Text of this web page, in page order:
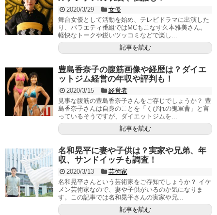
2020/3/29
女優
舞台女優として活動を始め、テレビドラマに出演した
り、バラエティ番組ではMCもこなす久本雅美さん。
軽快なトークや鋭いツッコミなどで楽し...
記事を読む
豊島香奈子の腹筋画像や経歴は？ダイエ
ットジム経営の年収や評判も！
2020/3/15
経営者
見事な腹筋の豊島香奈子さんをご存じでしょうか？ 豊
島香奈子さんは自身のことを「くびれの鬼軍曹」と言
っているそうですが、ダイエットジムを...
記事を読む
名和晃平に妻や子供は？実家や兄弟、年
収、サンドイッチも調査！
2020/3/13
芸術家
名和晃平さんという芸術家をご存知でしょうか？ イケ
メン芸術家なので、妻や子供がいるのか気になりま
す。この記事では名和晃平さんの実家や兄...
記事を読む